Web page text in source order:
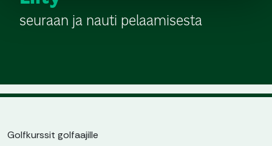
seuraan ja nauti pelaamisesta
Golfkurssit golfaajille